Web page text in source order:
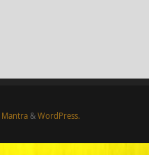
Mantra& WordPress.